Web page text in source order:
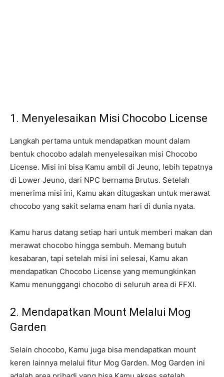
1. Menyelesaikan Misi Chocobo License
Langkah pertama untuk mendapatkan mount dalam
bentuk chocobo adalah menyelesaikan misi Chocobo
License. Misi ini bisa Kamu ambil di Jeuno, lebih tepatnya
di Lower Jeuno, dari NPC bernama Brutus. Setelah
menerima misi ini, Kamu akan ditugaskan untuk merawat
chocobo yang sakit selama enam hari di dunia nyata.
Kamu harus datang setiap hari untuk memberi makan dan
merawat chocobo hingga sembuh. Memang butuh
kesabaran, tapi setelah misi ini selesai, Kamu akan
mendapatkan Chocobo License yang memungkinkan
Kamu menunggangi chocobo di seluruh area di FFXI.
2. Mendapatkan Mount Melalui Mog
Garden
Selain chocobo, Kamu juga bisa mendapatkan mount
keren lainnya melalui fitur Mog Garden. Mog Garden ini